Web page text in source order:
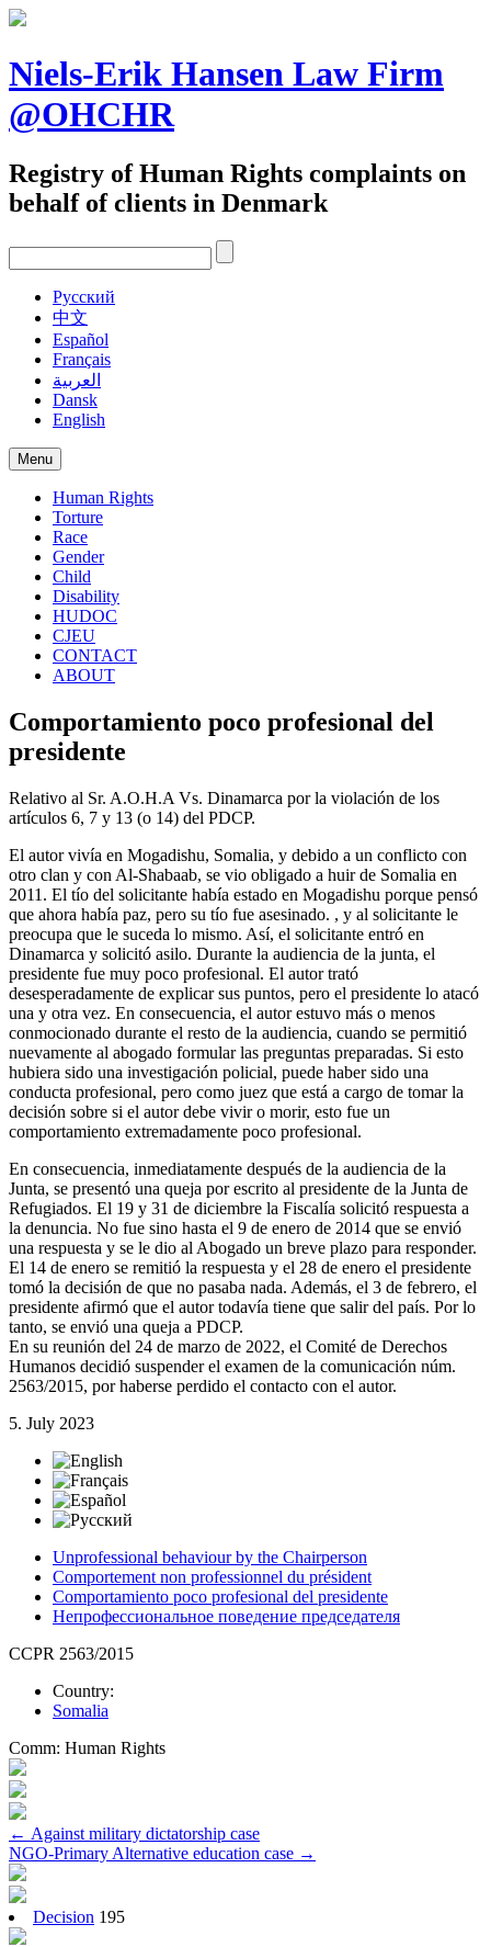
Skip
content
Niels-Erik Hansen Law Firm
@OHCHR
Registry of Human Rights complaints on
behalf of clients in Denmark
Pусский
中文
Español
Français
العربية
Dansk
English
Menu
Human Rights
Torture
Race
Gender
Child
Disability
HUDOC
CJEU
CONTACT
ABOUT
Comportamiento poco profesional del
presidente
Relativo al Sr. A.O.H.A Vs. Dinamarca por la violación de los
artículos 6, 7 y 13 (o 14) del PDCP.
El autor vivía en Mogadishu, Somalia, y debido a un conflicto con
otro clan y con Al-Shabaab, se vio obligado a huir de Somalia en
2011. El tío del solicitante había estado en Mogadishu porque pensó
que ahora había paz, pero su tío fue asesinado. , y al solicitante le
preocupa que le suceda lo mismo. Así, el solicitante entró en
Dinamarca y solicitó asilo. Durante la audiencia de la junta, el
presidente fue muy poco profesional. El autor trató
desesperadamente de explicar sus puntos, pero el presidente lo atacó
una y otra vez. En consecuencia, el autor estuvo más o menos
conmocionado durante el resto de la audiencia, cuando se permitió
nuevamente al abogado formular las preguntas preparadas. Si esto
hubiera sido una investigación policial, puede haber sido una
conducta profesional, pero como juez que está a cargo de tomar la
decisión sobre si el autor debe vivir o morir, esto fue un
comportamiento extremadamente poco profesional.
En consecuencia, inmediatamente después de la audiencia de la
Junta, se presentó una queja por escrito al presidente de la Junta de
Refugiados. El 19 y 31 de diciembre la Fiscalía solicitó respuesta a
la denuncia. No fue sino hasta el 9 de enero de 2014 que se envió
una respuesta y se le dio al Abogado un breve plazo para responder.
El 14 de enero se remitió la respuesta y el 28 de enero el presidente
tomó la decisión de que no pasaba nada. Además, el 3 de febrero, el
presidente afirmó que el autor todavía tiene que salir del país. Por lo
tanto, se envió una queja a PDCP.
En su reunión del 24 de marzo de 2022, el Comité de Derechos
Humanos decidió suspender el examen de la comunicación núm.
2563/2015, por haberse perdido el contacto con el autor.
5. July 2023
Unprofessional behaviour by the Chairperson
Comportement non professionnel du président
Comportamiento poco profesional del presidente
Непрофессиональное поведение председателя
CCPR 2563/2015
Country:
Somalia
Comm: Human Rights
Post
navigation
← Against military dictatorship case
NGO-Primary Alternative education case →
Decision 195